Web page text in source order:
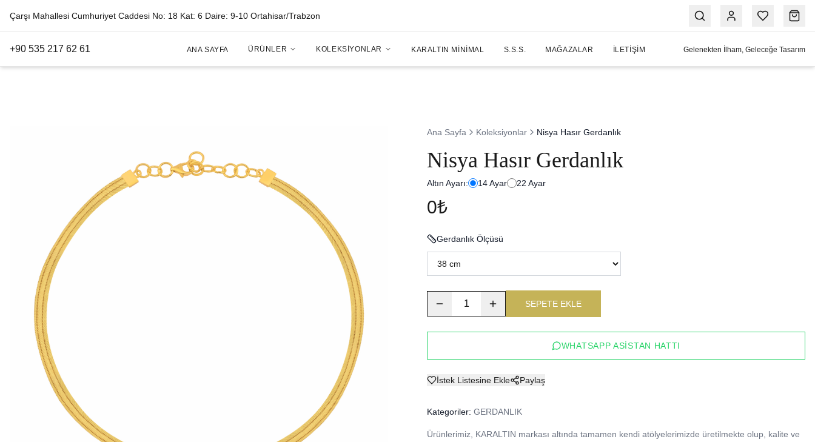
Çarşı Mahallesi Cumhuriyet Caddesi No: 18 Kat: 6 Daire: 9-10 Ortahisar/Trabzon
+90 535 217 62 61 ANA SAYFA ÜRÜNLER KOLEKSIYONLAR KARALTIN MINIMAL S.S.S. MAĞAZALAR İLETIŞIM Gelenekten İlham, Geleceğe Tasarım
Ana Sayfa Koleksiyonlar Nisya Hasır Gerdanlık
Nisya Hasır Gerdanlık
Altın Ayarı: 14Ayar 22 Ayar
0₺
Gerdanlık Ölçüsü
1 SEPETE EKLE
WHATSAPP ASISTAN HATTI
İstek Listesine Ekle Paylaş
Kategoriler: GERDANLIK
Ürünlerimiz, KARALTIN markası altında tamamen kendi atölyelerimizde üretilmekte olup, kalite ve